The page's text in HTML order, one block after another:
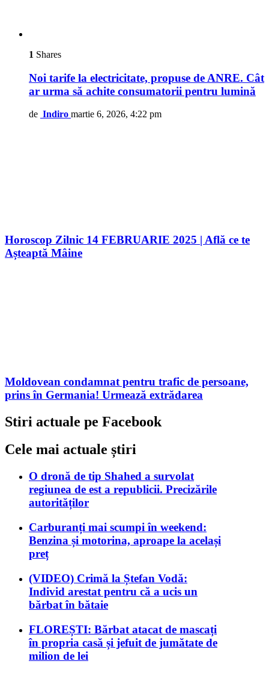
1 Shares
Noi tarife la electricitate, propuse de ANRE. Cât
ar urma să achite consumatorii pentru lumină
de Indiro martie 6, 2026, 4:22 pm
Horoscop Zilnic 14 FEBRUARIE 2025 | Află ce te
Așteaptă Mâine
Moldovean condamnat pentru trafic de persoane,
prins în Germania! Urmează extrădarea
Stiri actuale pe Facebook
Cele mai actuale știri
O dronă de tip Shahed a survolat
regiunea de est a republicii. Precizările
autorităților
Carburanți mai scumpi în weekend:
Benzina și motorina, aproape la același
preț
(VIDEO) Crimă la Ștefan Vodă:
Individ arestat pentru că a ucis un
bărbat în bătaie
FLOREȘTI: Bărbat atacat de mascați
în propria casă și jefuit de jumătate de
milion de lei